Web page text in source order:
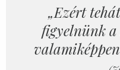
„Ezért
figyelnünk